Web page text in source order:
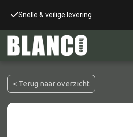
Snelle & veilige levering
< Terug naar overzicht